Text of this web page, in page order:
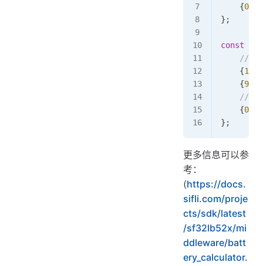
    {
0
};
const
// 从
    {
100
    {
99
//
    {
0
};
更多信息可以参
考：
(https://docs.
sifli.com/proje
cts/sdk/latest
/sf32lb52x/mi
ddleware/batt
ery_calculator.